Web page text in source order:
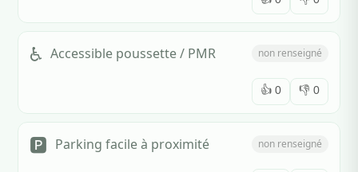
♿ Accessible poussette / PMR non renseigné
👍 0 👎 0
🅿️ Parking facile à proximité non renseigné